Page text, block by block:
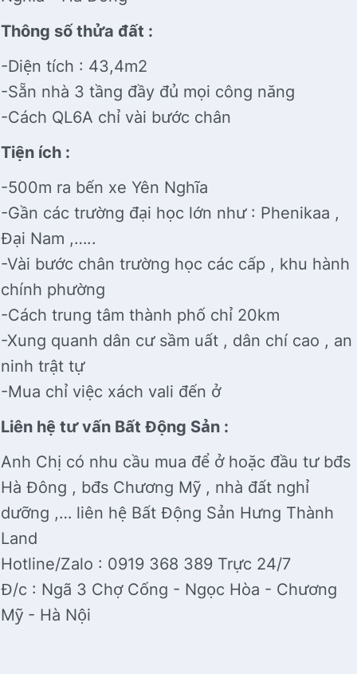
Thông số thửa đất :
-Diện tích : 43,4m2
-Sẵn nhà 3 tầng đầy đủ mọi công năng
-Cách QL6A chỉ vài bước chân
Tiện ích :
-500m ra bến xe Yên Nghĩa
-Gần các trường đại học lớn như : Phenikaa ,
Đại Nam ,…..
-Vài bước chân trường học các cấp , khu hành
chính phường
-Cách trung tâm thành phố chỉ 20km
-Xung quanh dân cư sầm uất , dân chí cao , an
ninh trật tự
-Mua chỉ việc xách vali đến ở
Liên hệ tư vấn Bất Động Sản :
Anh Chị có nhu cầu mua để ở hoặc đầu tư bđs
Hà Đông , bđs Chương Mỹ , nhà đất nghỉ
dưỡng ,… liên hệ Bất Động Sản Hưng Thành
Land
Hotline/Zalo : 0919 368 389 Trực 24/7
Đ/c : Ngã 3 Chợ Cống - Ngọc Hòa - Chương
Mỹ - Hà Nội